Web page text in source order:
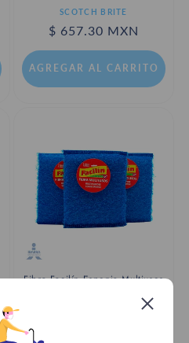
Proveedor:SCOTCH BRITE
Precio
habitual
$ 657.30 MXN
AGREGAR AL CARRITO
Fibra Facilín Esponja Multiusos